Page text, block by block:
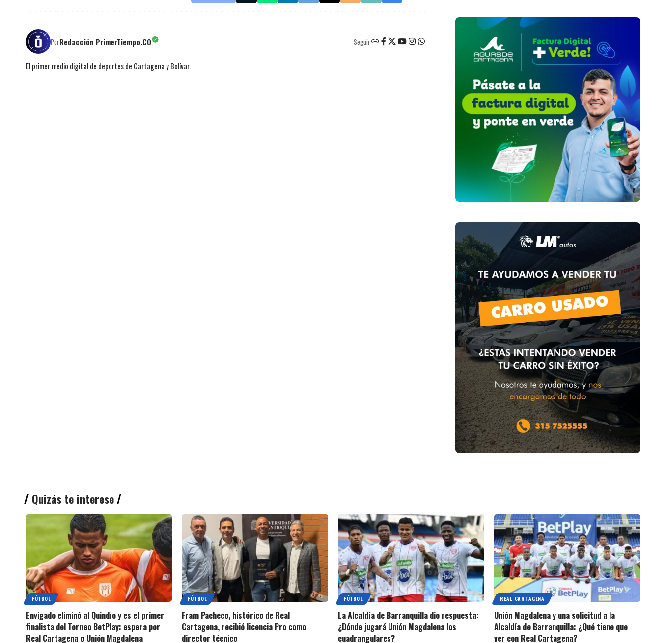
PorRedacción PrimerTiempo.CO Seguir
El primer medio digital de deportes de Cartagena y Bolívar.
Quizás te interese
FÚTBOL
Envigado eliminó al Quindío y es el primer
finalista del Torneo BetPlay: espera por
Real Cartagena o Unión Magdalena
FÚTBOL
Fram Pacheco, histórico de Real
Cartagena, recibió licencia Pro como
director técnico
FÚTBOL
La Alcaldía de Barranquilla dio respuesta:
¿Dónde jugará Unión Magdalena los
cuadrangulares?
REAL CARTAGENA
Unión Magdalena y una solicitud a la
Alcaldía de Barranquilla: ¿Qué tiene que
ver con Real Cartagena?